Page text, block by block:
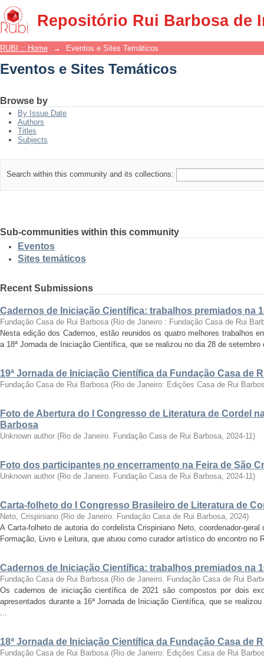
Repositório Rui Barbosa de
Eventos e Sites Temáticos
RUBI :: Home → Eventos e Sites Temáticos
Eventos e Sites Temáticos
Browse by
By Issue Date
Authors
Titles
Subjects
Search within this community and its collections:
Sub-communities within this community
Eventos
Sites temáticos
Recent Submissions
Cadernos de Iniciação Científica: trabalhos premiados na
Fundação Casa de Rui Barbosa (Rio de Janeiro : Fundação Casa de Rui
Nesta edição dos Cadernos, estão reunidos os quatro melhores trabalhos
a 18ª Jornada de Iniciação Científica, que se realizou no dia 28 de
19ª Jornada de Iniciação Científica da Fundação Casa de
Fundação Casa de Rui Barbosa (Rio de Janeiro: Edições Casa de Rui
Foto de Abertura do I Congresso de Literatura de Cordel
Barbosa
Unknown author (Rio de Janeiro. Fundação Casa de Rui Barbosa, 2024-11)
Foto dos participantes no encerramento na Feira de São
Unknown author (Rio de Janeiro. Fundação Casa de Rui Barbosa, 2024-11)
Carta-folheto do I Congresso Brasileiro de Literatura de
Neto, Crispiniano (Rio de Janeiro. Fundação Casa de Rui Barbosa, 2024)
A Carta-folheto de autoria do cordelista Crispiniano Neto, coordenador-
Formação, Livro e Leitura, que atuou como curador artístico do encontro no
Cadernos de Iniciação Científica: trabalhos premiados na
Fundação Casa de Rui Barbosa (Rio de Janeiro. Fundação Casa de Rui
Os cadernos de iniciação científica de 2021 são compostos por dois
apresentados durante a 16ª Jornada de Iniciação Científica, que se
...
18ª Jornada de Iniciação Científica da Fundação Casa de
Fundação Casa de Rui Barbosa (Rio de Janeiro: Edições Casa de Rui